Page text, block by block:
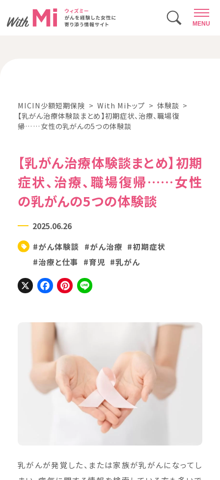
MENU
MICIN少額短期保険 With Miトップ
体験談
【乳がん治療体験談まとめ】初期症状、治療、職場復
帰……女性の乳がんの5つの体験談
【乳がん治療体験談まとめ】初期
症状、治療、職場復帰……女性
の乳がんの5つの体験談
2025.06.26
#がん体験談
#がん治療 #初期症状
#治療と仕事 #育児 #乳がん
X Facebook
Pinterest
乳がんが発覚した、または家族が乳がんになってし